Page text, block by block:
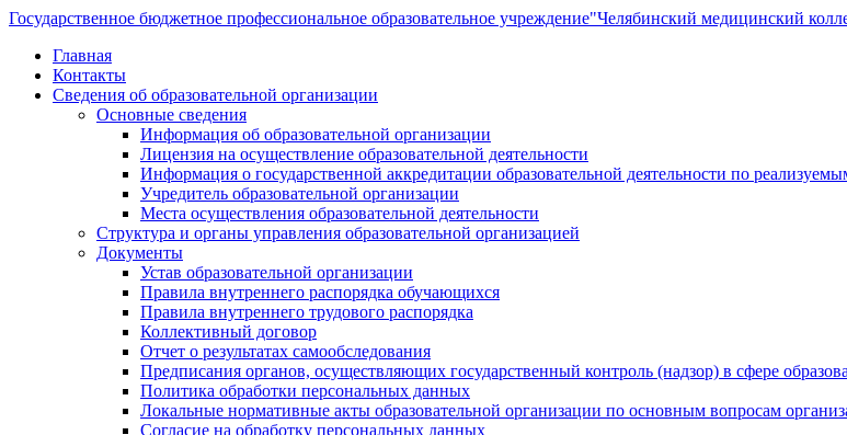
Государственное бюджетное профессиональное образовательное учреждение"Челябинский медицинский
Главная
Контакты
Сведения об образовательной организации
Основные сведения
Информация об образовательной организации
Лицензия на осуществление образовательной деятельности
Информация о государственной аккредитации образовательной деятельности по
Учредитель образовательной организации
Места осуществления образовательной деятельности
Структура и органы управления образовательной организацией
Документы
Устав образовательной организации
Правила внутреннего распорядка обучающихся
Правила внутреннего трудового распорядка
Коллективный договор
Отчет о результатах самообследования
Предписания органов, осуществляющих государственный контроль (надзор) в сфере
Политика обработки персональных данных
Локальные нормативные акты образовательной организации по основным вопросам
Согласие на обработку персональных данных